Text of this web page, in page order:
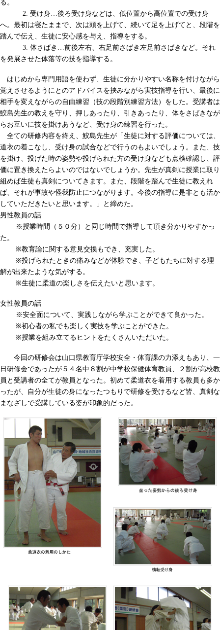
る。
2. 受け身…後ろ受け身などは、低位置から高位置での受け身
へ。最初は寝たままで、次は頭を上げて、続いて足を上げてと、段階を
踏んで伝え、生徒に安心感を与え、指導をする。
3. 体さばき…前後左右、右足前さばき左足前さばきなど。それ
を発展させた体落等の技を指導する。
はじめから専門用語を使わず、生徒に分かりやすい名称を付けながら
覚えさせるようにとのアドバイスを挟みながら実技指導を行い、最後に
相手を変えながらの自由練習（技の段階別練習方法）をした。受講者は
鮫島先生の教えを守り、押しあったり、引きあったり、体をさばきなが
らお互いに技を掛けあうなど、受け身の練習を行った。
全ての研修内容を終え、鮫島先生が「生徒に対する評価については、
道衣の着こなし、受け身の試合などで行うのもよいでしょう。また、技
を掛け、投げた時の姿勢や投げられた方の受け身なども点検確認し、評
価に置き換えたらよいのではないでしょうか。先生が真剣に授業に取り
組めば生徒も真剣についてきます。また、段階を踏んで生徒に教えれ
ば、それが事故や怪我防止につながります。今後の指導に是非とも活か
していただきたいと思います。」と締めた。
男性教員の話
※授業時間（５０分）と同じ時間で指導して頂き分かりやすかっ
た。
※教育論に関する意見交換もでき、充実した。
※投げられたときの痛みなどが体験でき、子どもたちに対する理
解が出来たような気がする。
※生徒に柔道の楽しさを伝えたいと思います。
女性教員の話
※安全面について、実践しながら学ぶことができて良かった。
※初心者の私でも楽しく実技を学ぶことができた。
※授業を組み立てるヒントをたくさんいただいた。
今回の研修会は山口県教育庁学校安全・体育課の力添えもあり、一
日研修会であったが５４名中８割が中学校保健体育教員、２割が高校教
員と受講者の全てが教員となった。初めて柔道衣を着用する教員も多か
ったが、自分が生徒の身になったつもりで研修を受けるなど皆、真剣な
まなざしで受講している姿が印象的だった。